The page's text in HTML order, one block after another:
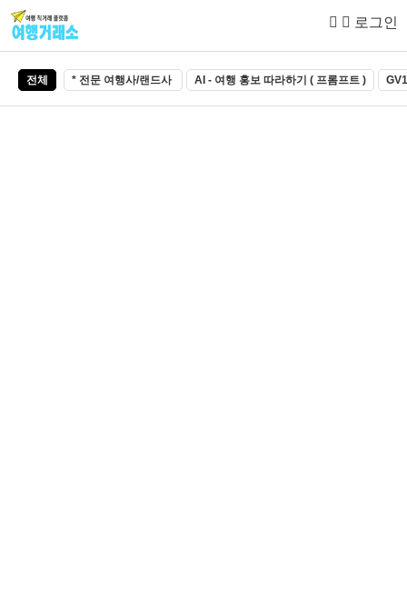
전체 * 전문 여행사/랜드사 AI - 여행 홍보 따라하기 ( 프롬프트 )
로그인